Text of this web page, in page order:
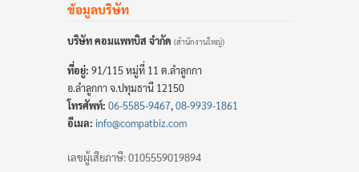
ข้อมูลบริษัท
บริษัท คอมแพทบิส จำกัด (สำนักงานใหญ่)
ที่อยู่: 91/115 หมู่ที่ 11 ต.ลำลูกกา
อ.ลำลูกกา จ.ปทุมธานี 12150
โทรศัพท์: 06-5585-9467,08-9939-1861
อีเมล: info@compatbiz.com
เลขผู้เสียภาษี: 0105559019894